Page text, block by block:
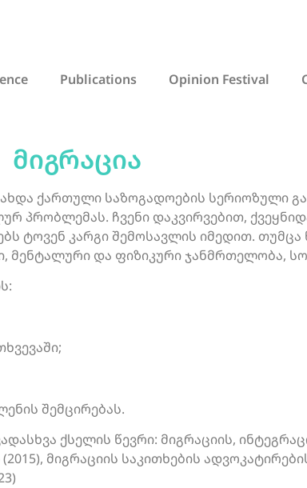
Publications Opinion Festival
მიგრაცია
ქართული საზოგადოების სერიოზული
პრობლემას. ჩვენი დაკვირვებით,
ტოვენ კარგი შემოსავლის იმედით.
მენტალური და ფიზიკური ჯანმრთელობა,
შემცირებას.
ქსელის წევრი: მიგრაციის,
მიგრაციის საკითხების